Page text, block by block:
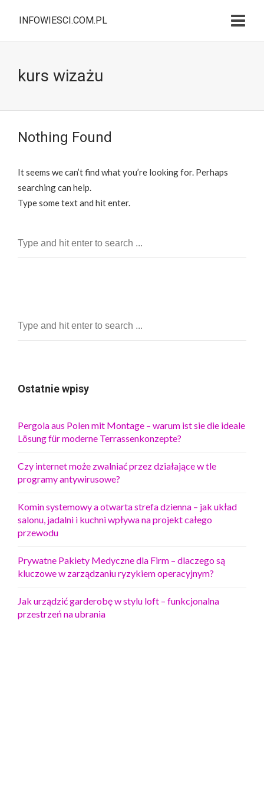
INFOWIESCI.COM.PL
kurs wizażu
Nothing Found
It seems we can’t find what you’re looking for. Perhaps
searching can help.
Type some text and hit enter.
Ostatnie wpisy
Pergola aus Polen mit Montage – warum ist sie die ideale
Lösung für moderne Terrassenkonzepte?
Czy internet może zwalniać przez działające w tle
programy antywirusowe?
Komin systemowy a otwarta strefa dzienna – jak układ
salonu, jadalni i kuchni wpływa na projekt całego
przewodu
Prywatne Pakiety Medyczne dla Firm – dlaczego są
kluczowe w zarządzaniu ryzykiem operacyjnym?
Jak urządzić garderobę w stylu loft – funkcjonalna
przestrzeń na ubrania